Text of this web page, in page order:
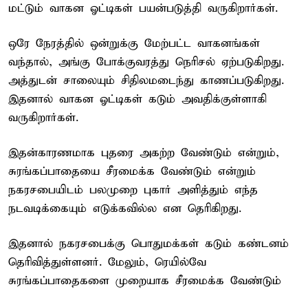
மட்டும் வாகன ஓட்டிகள் பயன்படுத்தி வருகிறார்கள்.
ஒரே நேரத்தில் ஒன்றுக்கு மேற்பட்ட வாகனங்கள்
வந்தால், அங்கு போக்குவரத்து நெரிசல் ஏற்படுகிறது.
அத்துடன் சாலையும் சிதிலமடைந்து காணப்படுகிறது.
இதனால் வாகன ஓட்டிகள் கடும் அவதிக்குள்ளாகி
வருகிறார்கள்.
இதன்காரணமாக புதரை அகற்ற வேண்டும் என்றும்,
சுரங்கப்பாதையை சீரமைக்க வேண்டும் என்றும்
நகரசபையிடம் பலமுறை புகார் அளித்தும் எந்த
நடவடிக்கையும் எடுக்கவில்ல என தெரிகிறது.
இதனால் நகரசபைக்கு பொதுமக்கள் கடும் கண்டனம்
தெரிவித்துள்ளனர். மேலும், ரெயில்வே
சுரங்கப்பாதைகளை முறையாக சீரமைக்க வேண்டும்